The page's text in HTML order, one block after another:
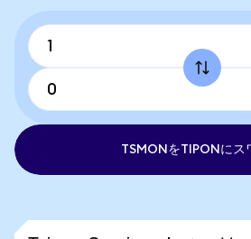
TSMONをTIPONにス